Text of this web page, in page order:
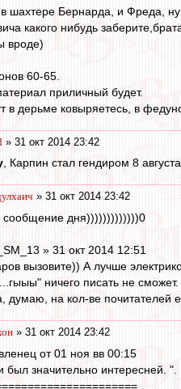
в шахтере Бернарда, и Фреда,
какого нибудь
вроде)
60-65.
приличный будет.
в дерьме ковыряетесь, в
» 31 окт 2014 23:42
, Карпин стал гендиром 8
» 31 окт 2014 23:42
сообщение дня)))))))))))))0
» 31 окт 2014 12:51
вызовите)) А лучше
ничего писать не сможет.
думаю, на кол-ве почитателей
» 31 окт 2014 23:42
от 01 ноя вв 00:15
был значительно интересней. ".